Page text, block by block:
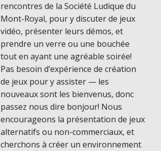
rencontres de la Société Ludique du
Mont-Royal, pour y discuter de jeux
vidéo, présenter leurs démos, et
prendre un verre ou une bouchée
tout en ayant une agréable soirée!
Pas besoin d’expérience de création
de jeux pour y assister — les
nouveaux sont les bienvenus, donc
passez nous dire bonjour! Nous
encourageons la présentation de jeux
alternatifs ou non-commerciaux, et
cherchons à créer un environnement